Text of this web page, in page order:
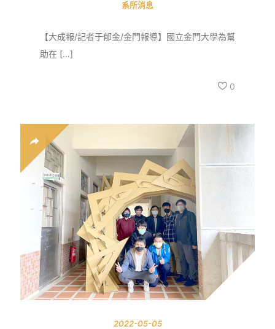
系所消息
【大成報/記者于郁金/金門報導】國立金門大學為幫
助在 […]
0
2022-05-05